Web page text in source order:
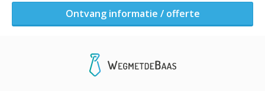
codes te kraken en aanwijzingen te vinden om te
ontsnappen?
Aan het einde van het spel keer je terug naar het
ontvangstpunt voor de uitslag van het spel.
Ontvang informatie / offerte